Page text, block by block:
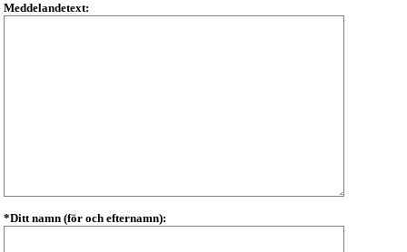
Meddelandetext:
*Ditt namn (för och efternamn):